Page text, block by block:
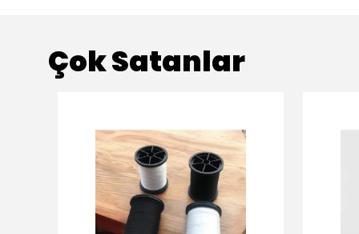
Çok Satanlar